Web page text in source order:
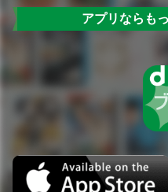
アプリならも